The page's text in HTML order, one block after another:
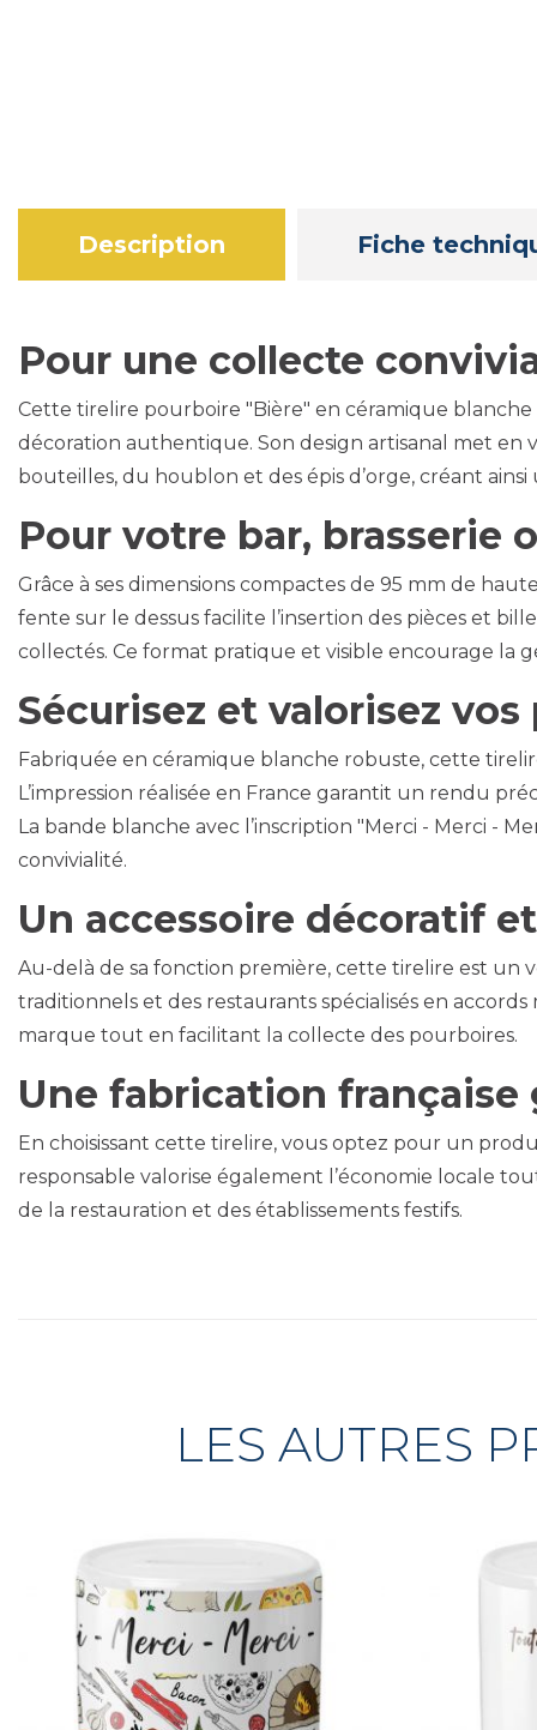
Description Fiche
Pour une collecte
Cette tirelire pourboire "Bière" en céramique
décoration authentique. Son design artisanal met en
bouteilles, du houblon et des épis d’orge, créant
Pour votre bar, brasserie
Grâce à ses dimensions compactes de 95 mm de
fente sur le dessus facilite l’insertion des pièces et
collectés. Ce format pratique et visible encourage la
Sécurisez et valorisez
Fabriquée en céramique blanche robuste, cette
L’impression réalisée en France garantit un rendu
La bande blanche avec l’inscription "Merci - Merci -
convivialité.
Un accessoire décoratif
Au-delà de sa fonction première, cette tirelire est un
traditionnels et des restaurants spécialisés en
marque tout en facilitant la collecte des pourboires.
Une fabrication française
En choisissant cette tirelire, vous optez pour un
responsable valorise également l’économie locale
de la restauration et des établissements festifs.
LES AUTRES